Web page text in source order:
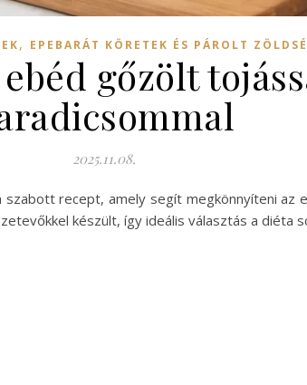
, EPEBARÁT KÖRETEK ÉS PÁROLT
gőzölt
2025.11.08.
recept, amely segít megkönnyíteni az
készült, így ideális választás a diéta